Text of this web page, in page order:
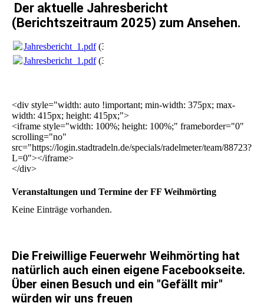
Der aktuelle Jahresbericht
(Berichtszeitraum 2025) zum Ansehen.
Jahresbericht_1.pdf(30.68MB)
Jahresbericht_1.pdf(30.68MB)
<div style="width: auto !important; min-width: 375px; max-
width: 415px; height: 415px;">
<iframe style="width: 100%; height: 100%;" frameborder="0"
scrolling="no"
src="https://login.stadtradeln.de/specials/radelmeter/team/88723?
L=0"></iframe>
</div>
Veranstaltungen und Termine der FF Weihmörting
Keine Einträge vorhanden.
Die Freiwillige Feuerwehr Weihmörting hat
natürlich auch einen eigene Facebookseite.
Über einen Besuch und ein "Gefällt mir"
würden wir uns freuen